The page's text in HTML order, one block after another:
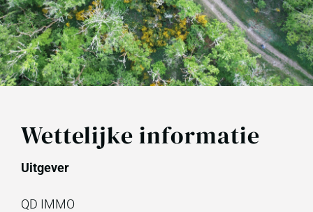
Wettelijke informatie
Uitgever
QD IMMO